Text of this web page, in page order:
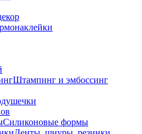
Штампинг и эмбоссинг
Силиконовые формы